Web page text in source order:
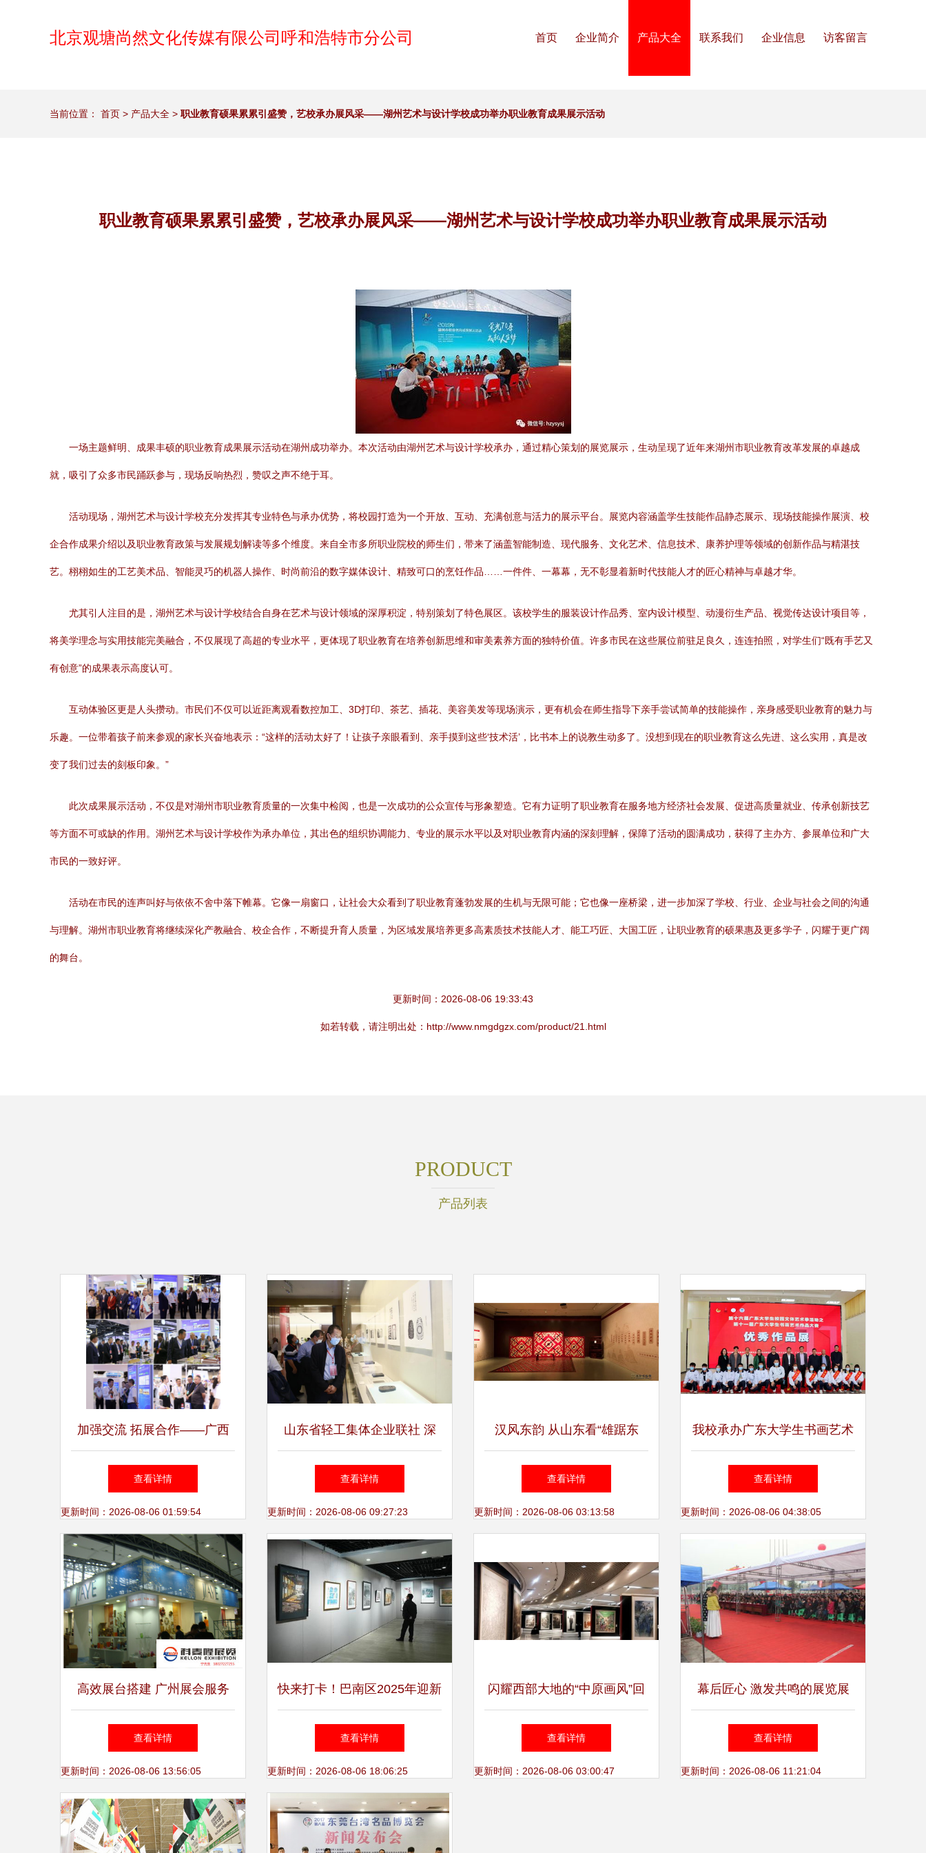
北京观塘尚然文化传媒有限公司呼和浩特市分公司 首页 企业简介 产品大全 联系我们 企业信息 访客留言
当前位置： 首页 > 产品大全 > 职业教育硕果累累引盛赞，艺校承办展风采——湖州艺术与设计学校成功举办职业教育成果展示活动
职业教育硕果累累引盛赞，艺校承办展风采——湖州艺术与设计学校成功举办职业教育成果展示活动
一场主题鲜明、成果丰硕的职业教育成果展示活动在湖州成功举办。本次活动由湖州艺术与设计学校承办，通过精心策划的展览展示，生动呈现了近年来湖州市职业教育改革发展的卓越成
就，吸引了众多市民踊跃参与，现场反响热烈，赞叹之声不绝于耳。
活动现场，湖州艺术与设计学校充分发挥其专业特色与承办优势，将校园打造为一个开放、互动、充满创意与活力的展示平台。展览内容涵盖学生技能作品静态展示、现场技能操作展演、校
企合作成果介绍以及职业教育政策与发展规划解读等多个维度。来自全市多所职业院校的师生们，带来了涵盖智能制造、现代服务、文化艺术、信息技术、康养护理等领域的创新作品与精湛技
艺。栩栩如生的工艺美术品、智能灵巧的机器人操作、时尚前沿的数字媒体设计、精致可口的烹饪作品……一件件、一幕幕，无不彰显着新时代技能人才的匠心精神与卓越才华。
尤其引人注目的是，湖州艺术与设计学校结合自身在艺术与设计领域的深厚积淀，特别策划了特色展区。该校学生的服装设计作品秀、室内设计模型、动漫衍生产品、视觉传达设计项目等，
将美学理念与实用技能完美融合，不仅展现了高超的专业水平，更体现了职业教育在培养创新思维和审美素养方面的独特价值。许多市民在这些展位前驻足良久，连连拍照，对学生们“既有手艺又
有创意”的成果表示高度认可。
互动体验区更是人头攒动。市民们不仅可以近距离观看数控加工、3D打印、茶艺、插花、美容美发等现场演示，更有机会在师生指导下亲手尝试简单的技能操作，亲身感受职业教育的魅力与
乐趣。一位带着孩子前来参观的家长兴奋地表示：“这样的活动太好了！让孩子亲眼看到、亲手摸到这些‘技术活’，比书本上的说教生动多了。没想到现在的职业教育这么先进、这么实用，真是改
变了我们过去的刻板印象。”
此次成果展示活动，不仅是对湖州市职业教育质量的一次集中检阅，也是一次成功的公众宣传与形象塑造。它有力证明了职业教育在服务地方经济社会发展、促进高质量就业、传承创新技艺
等方面不可或缺的作用。湖州艺术与设计学校作为承办单位，其出色的组织协调能力、专业的展示水平以及对职业教育内涵的深刻理解，保障了活动的圆满成功，获得了主办方、参展单位和广大
市民的一致好评。
活动在市民的连声叫好与依依不舍中落下帷幕。它像一扇窗口，让社会大众看到了职业教育蓬勃发展的生机与无限可能；它也像一座桥梁，进一步加深了学校、行业、企业与社会之间的沟通
与理解。湖州市职业教育将继续深化产教融合、校企合作，不断提升育人质量，为区域发展培养更多高素质技术技能人才、能工巧匠、大国工匠，让职业教育的硕果惠及更多学子，闪耀于更广阔
的舞台。
更新时间：2026-08-06 19:33:43
如若转载，请注明出处：http://www.nmgdgzx.com/product/21.html
PRODUCT
产品列表
加强交流 拓展合作——广西
局承办总局特邀参加中国—东
盟矿业合作大会并圆满完成展
览展示
查看详情
更新时间：2026-08-06 01:59:54
山东省轻工集体企业联社 深
耕承办展览展示 赋能轻工产
业新活力
查看详情
更新时间：2026-08-06 09:27:23
汉风东韵 从山东看“雄踞东
方”的长沙展览
查看详情
更新时间：2026-08-06 03:13:58
我校承办广东大学生书画艺术
作品大赛优秀作品展
查看详情
更新时间：2026-08-06 04:38:05
高效展台搭建 广州展会服务
的四大关键点
查看详情
更新时间：2026-08-06 13:56:05
快来打卡！巴南区2025年迎新
美术展惊艳亮相
查看详情
更新时间：2026-08-06 18:06:25
闪耀西部大地的“中原画风”回
家了！197幅作品展示“出彩中
原”
查看详情
更新时间：2026-08-06 03:00:47
幕后匠心 激发共鸣的展览展
示与大型活动策划创作逻辑
查看详情
更新时间：2026-08-06 11:21:04